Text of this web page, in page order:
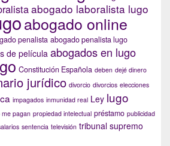
abogado laboralista lugo
abogado online
penalista abogado penalista lugo
de película abogados en lugo
Constitución Española deben dejé dinero
jurídico divorcio divorcios elecciones
impagados inmunidad real Ley lugo
me pagan propiedad intelectual préstamo publicidad
sentencia televisión tribunal supremo